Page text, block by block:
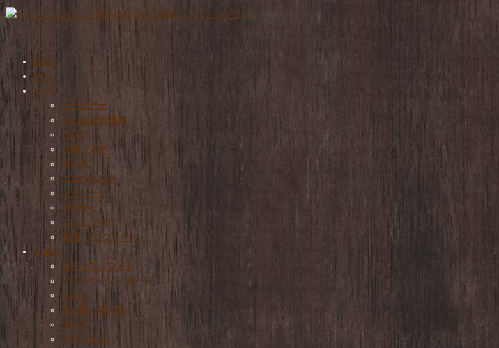
Home
News
Menu
バースデー
その他 記念撮影
七五三
入園・入学
成人式
ウエディング
マタニティ
お宮参り
ファミリー
婚活･プロフィール
Gallery
カジュアルフォト
フォトコーディネート
七五三
卒入園・卒入学
成人式
ブライダル